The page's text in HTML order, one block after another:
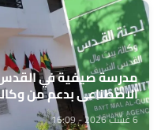
مدرسة صيفية في القدس
الاصطناعي بدعم من
6 غشت 2026 - 16:09